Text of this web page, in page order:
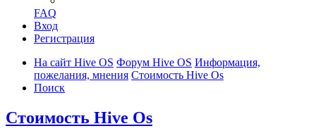
FAQ
Вход
Регистрация
На сайт Hive OS Форум Hive OS Информация,
пожелания, мнения Стоимость Hive Os
Поиск
Стоимость Hive Os